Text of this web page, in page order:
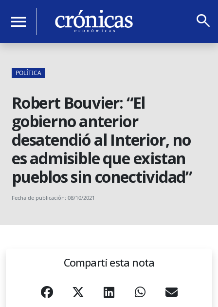
menu search
POLÍTICA
Robert Bouvier: “El
gobierno anterior
desatendió al Interior, no
es admisible que existan
pueblos sin conectividad”
Fecha de publicación: 08/10/2021
Compartí esta nota